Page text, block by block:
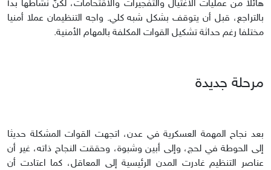
هائلا من عمليات الاغتيال والتفجيرات والاقتحامات، لكنَّ نشاطها بدأ
بالتراجع، قبل أن يتوقف بشكل شبه كلي. واجه التنظيمان عملا أمنيا
مختلفا رغم حداثة تشكيل القوات المكلفة بالمهام الأمنية.
مرحلة جديدة
بعد نجاح المهمة العسكرية في عدن، اتجهت القوات المشكلة حديثا
إلى الحوطة في لحج، وإلى أبين وشبوة، وحققت النجاح ذاته، غير أن
عناصر التنظيم غادرت المدن الرئيسية إلى المعاقل، كما اعتادت أن